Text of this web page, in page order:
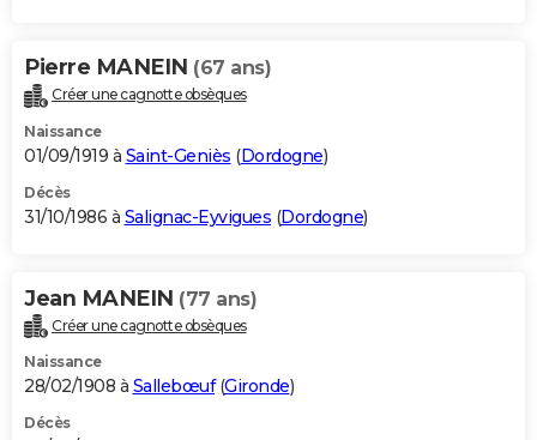
Pierre MANEIN (67 ans)
Créer une cagnotte obsèques
Naissance
01/09/1919 à Saint-Geniès (Dordogne)
Décès
31/10/1986 à Salignac-Eyvigues (Dordogne)
Jean MANEIN (77 ans)
Créer une cagnotte obsèques
Naissance
28/02/1908 à Sallebœuf(Gironde)
Décès